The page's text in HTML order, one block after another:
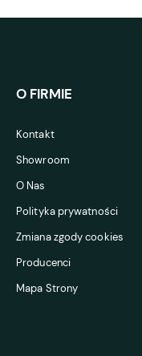
O FIRMIE
Kontakt
Showroom
O Nas
Polityka prywatności
Zmiana zgody cookies
Producenci
Mapa Strony